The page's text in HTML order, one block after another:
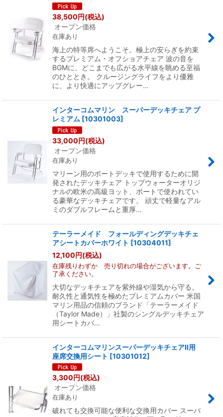
38,500円(税込)
オープン価格
在庫あり
海上の特等席へようこそ。極上の安らぎを約束
するプレミアム・オフショアチェア 波の音を
BGMに、どこまでも広がる水平線を眺める至福
のひととき。 クルージングライフをより優雅
に、より快適にアップグレー…
インターコムマリン スーパーデッキチェア プ
レミアム [10301003]
33,000円(税込)
オープン価格
在庫あり
マリーン用のボートデッキで使用するために開
発されたデッキチェア トップウォーターオリジ
ナルの欧米の高級ヨット、ボートで使われてい
る豪華なデッキチェアです。 頑丈で軽量なアル
ミのダブルフレームと重厚…
テーラーメイド フォールディングデッキチェ
アシートカバーホワイト [10304011]
12,100円(税込)
在庫残りわずか 売り切れの場合がございます。ご
了承ください。
大切なデッキチェアを紫外線や湿気から守る。
耐久性と通気性を極めたプレミアムカバー 米国
マリン用品の信頼のブランド「テーラーメイド
（Taylor Made）」社製のシングルデッキチェア
用シートカバ…
インターコムマリンスーパーデッキチェアII用
座席交換用シート [10301012]
3,300円(税込)
オープン価格
在庫あり
破れても交換可能な便利な交換用カバー スーパ